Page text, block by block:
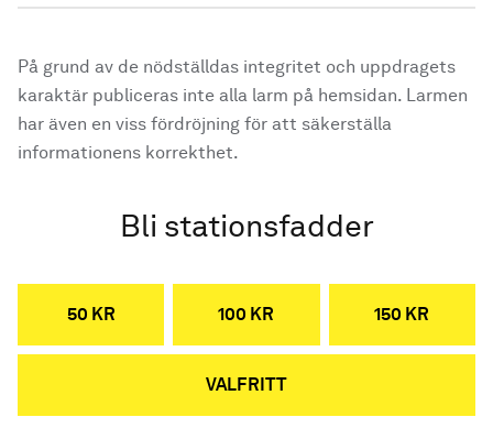
På grund av de nödställdas integritet och uppdragets
karaktär publiceras inte alla larm på hemsidan. Larmen
har även en viss fördröjning för att säkerställa
informationens korrekthet.
Bli stationsfadder
50 KR 100 KR 150 KR
VALFRITT